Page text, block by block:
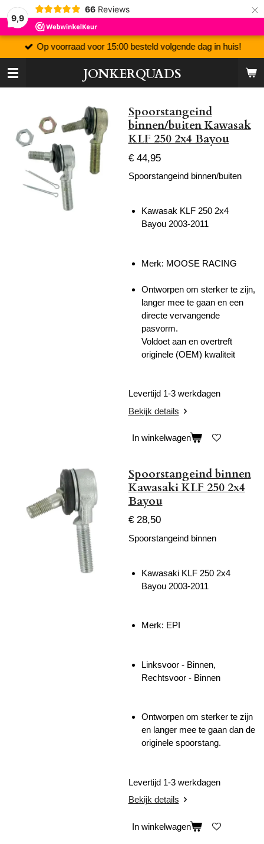
9,9
66 Reviews ×
JONKERQUADS
Op voorraad voor 15:00 besteld volgende dag in huis!
Spoorstangeind
binnen/buiten Kawasak
KLF 250 2x4 Bayou
€ 44,95
Spoorstangeind binnen/buiten
Kawasak KLF 250 2x4
Bayou 2003-2011
Merk: MOOSE RACING
Ontworpen om sterker te zijn,
langer mee te gaan en een
directe vervangende
pasvorm.
Voldoet aan en overtreft
originele (OEM) kwaliteit
Levertijd 1-3 werkdagen
Bekijk details
In winkelwagen
Spoorstangeind binnen
Kawasaki KLF 250 2x4
Bayou
€ 28,50
Spoorstangeind binnen
Kawasaki KLF 250 2x4
Bayou 2003-2011
Merk: EPI
Linksvoor - Binnen,
Rechtsvoor - Binnen
Ontworpen om sterker te zijn
en langer mee te gaan dan de
originele spoorstang.
Levertijd 1-3 werkdagen
Bekijk details
In winkelwagen